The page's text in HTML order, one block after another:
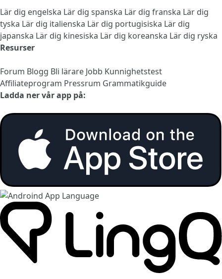
Lär dig engelska Lär dig spanska Lär dig franska Lär dig
tyska Lär dig italienska Lär dig portugisiska Lär dig
japanska Lär dig kinesiska Lär dig koreanska Lär dig ryska
Resurser
Forum Blogg Bli lärare Jobb Kunnighetstest
Affiliateprogram Pressrum Grammatikguide
Ladda ner vår app på: